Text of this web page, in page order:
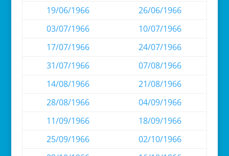
19/06/1966
26/06/1966
03/07/1966
10/07/1966
17/07/1966
24/07/1966
31/07/1966
07/08/1966
14/08/1966
21/08/1966
28/08/1966
04/09/1966
11/09/1966
18/09/1966
25/09/1966
02/10/1966